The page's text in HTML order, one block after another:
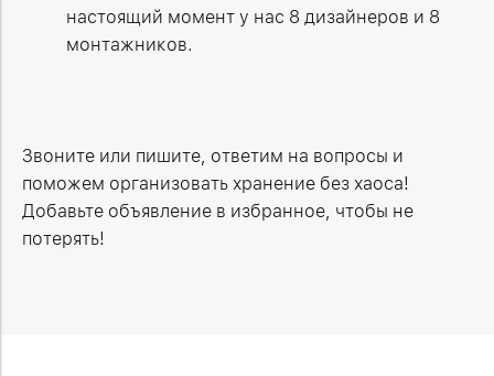
настоящий момент у нас 8 дизайнеров и 8
монтажников.
Звоните или пишите, ответим на вопросы и
поможем организовать хранение без хаоса!
Добавьте объявление в избранное, чтобы не
потерять!